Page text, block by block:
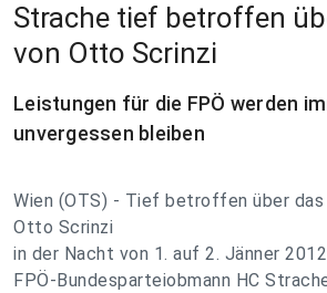
Strache tief betroffen
von Otto Scrinzi
Leistungen für die FPÖ werden
unvergessen bleiben
Wien (OTS) - Tief betroffen über das
Otto Scrinzi
in der Nacht von 1. auf 2. Jänner
FPÖ-Bundesparteiobmann HC